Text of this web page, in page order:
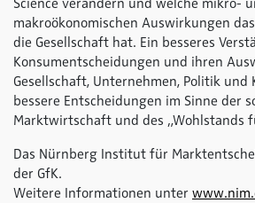
Science verändern und welche mikro-
makroökonomischen Auswirkungen
die Gesellschaft hat. Ein besseres
Konsumentscheidungen und ihren
Gesellschaft, Unternehmen, Politik und
bessere Entscheidungen im Sinne der
Marktwirtschaft und des „Wohlstands
Das Nürnberg Institut für
der GfK.
Weitere Informationen unter